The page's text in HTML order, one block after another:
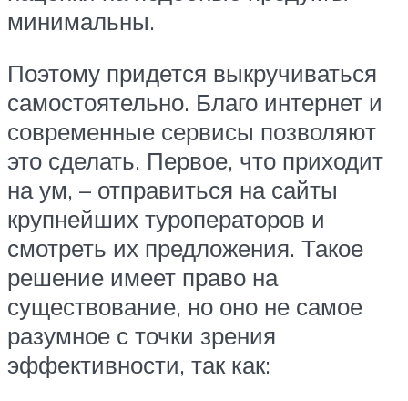
минимальны.
Поэтому придется выкручиваться
самостоятельно. Благо интернет и
современные сервисы позволяют
это сделать. Первое, что приходит
на ум, – отправиться на сайты
крупнейших туроператоров и
смотреть их предложения. Такое
решение имеет право на
существование, но оно не самое
разумное с точки зрения
эффективности, так как: